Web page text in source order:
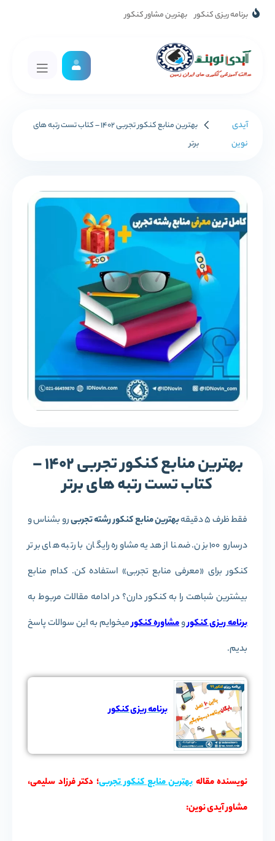
برنامه ریزی کنکور بهترین مشاور کنکور
آیدی
نوین
بهترین منابع کنکور تجربی 1402 – کتاب تست رتبه های
برتر
بهترین منابع کنکور تجربی 1402 –
کتاب تست رتبه های برتر
فقط ظرف 5 دقیقه بهترین منابع کنکور رشته تجربیرو بشناس و
درسارو 100 بزن. ضمنا از هدیه مشاوره رایگان با رتبه های برتر
کنکور برای «معرفی منابع تجربی» استفاده کن. کدام منابع
بیشترین شباهت را به کنکور دارن؟ در ادامه مقالات مربوط به
برنامه ریزی کنکورومشاوره کنکورمیخوایم به این سوالات پاسخ
بدیم.
برنامه ریزی کنکور
نویسنده مقاله بهترین منابع کنکور تجربی؛ دکتر فرزاد سلیمی،
مشاور آیدی نوین: